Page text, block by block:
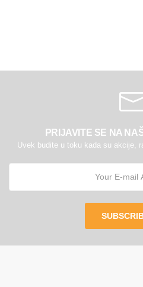
PRIJAVITE SE NA
Uvek budite u toku kada su akcije,